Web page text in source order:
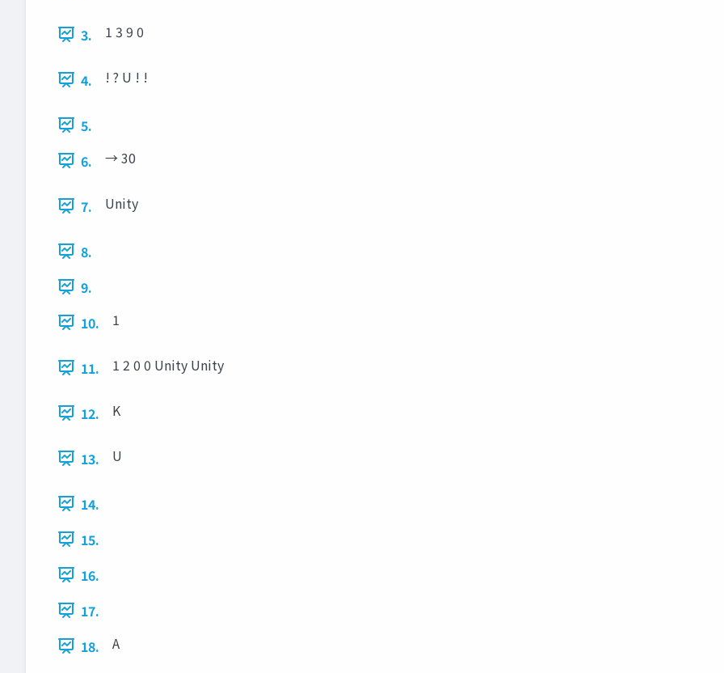
3. 1 3 9 0
4. ! ? U ! !
5.
6.
→ 30
7. Unity
8.
9.
10.
1
11. 1 2 0 0 Unity Unity
12. K
13. U
14.
15.
16.
17.
18.
A